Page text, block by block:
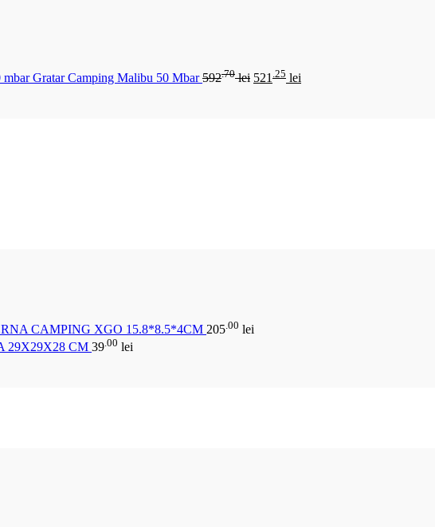
Gratar Camping Malibu 50 Mbar592.70 lei 521 .25 lei
CAMPING XGO 15.8*8.5*4CM 205 .00 lei
29X29X28 CM 39 .00 lei